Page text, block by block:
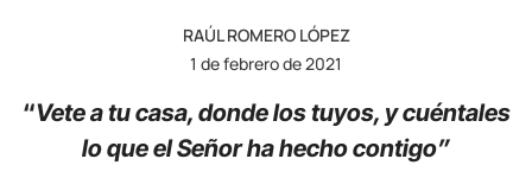
RAÚL ROMERO LÓPEZ
1 de febrero de 2021
“Vete a tu casa, donde los tuyos, y cuéntales
lo que el Señor ha hecho contigo”